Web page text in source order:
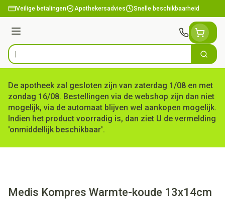
Ga naar de inhoud
Veilige betalingen Apothekersadvies Snelle beschikbaarheid
Menu
Product, merk, categorie... Zoek
De apotheek zal gesloten zijn van zaterdag 1/08 en met
zondag 16/08. Bestellingen via de webshop zijn dan niet
mogelijk, via de automaat blijven wel aankopen mogelijk.
Indien het product voorradig is, dan ziet U de vermelding
'onmiddellijk beschikbaar'.
Medis Kompres Warmte-koude 13x14cm